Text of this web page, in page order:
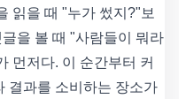
읽을 때 "누가 썼지?"보
을 볼 때 "사람들이 뭐라
먼저다. 이 순간부터 커
결과를 소비하는 장소가